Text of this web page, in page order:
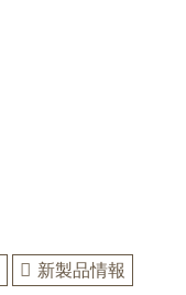
新製品情報